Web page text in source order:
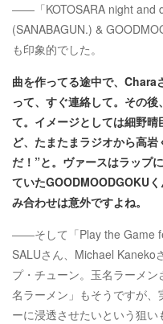
――「KOTOSARA night and
(SANABAGUN.) &
も印象的でした。
曲を作ってる途中で、Chara
って、すぐ連絡して。その
て。イメージとしては細野
ど、たまたまラジオから高
だ！”と。ヴァースはラップ
ていたGOODMOODGOKU
み合わせは意外ですよね。
――そして「Play the Game
SALUさん、Michael Kaneko
プ・チューン。玉名ラーメ
名ラーメン」もそうですが
ーに浸透させたいという狙い